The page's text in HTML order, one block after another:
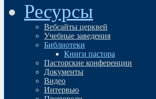
Ресурсы
Вебсайты церквей
Учебные заведения
Библиотеки
Книги пастора
Пасторские конференции
Документы
Видео
Интервью